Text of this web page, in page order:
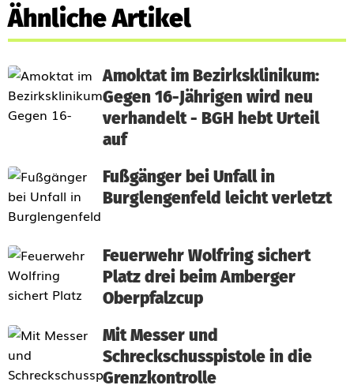
Ähnliche Artikel
Amoktat im Bezirksklinikum:
Gegen 16-Jährigen wird neu
verhandelt - BGH hebt Urteil
auf
Fußgänger bei Unfall in
Burglengenfeld leicht verletzt
Feuerwehr Wolfring sichert
Platz drei beim Amberger
Oberpfalzcup
Mit Messer und
Schreckschusspistole in die
Grenzkontrolle